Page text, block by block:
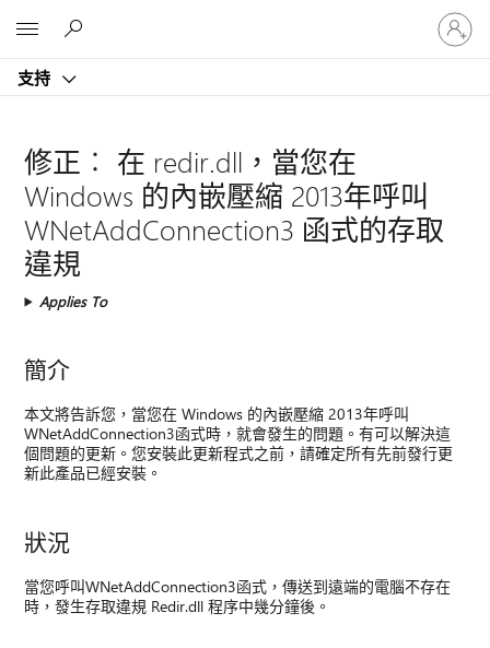
支持
登
入
您
修正︰ 在 redir.dll，當您在
Windows 的內嵌壓縮 2013年呼叫
WNetAddConnection3 函式的存取
違規
Applies To
簡介
本文將告訴您，當您在 Windows 的內嵌壓縮 2013年呼叫
WNetAddConnection3函式時，就會發生的問題。有可以解決這
個問題的更新。您安裝此更新程式之前，請確定所有先前發行更
新此產品已經安裝。
狀況
當您呼叫WNetAddConnection3函式，傳送到遠端的電腦不存在
時，發生存取違規 Redir.dll 程序中幾分鐘後。